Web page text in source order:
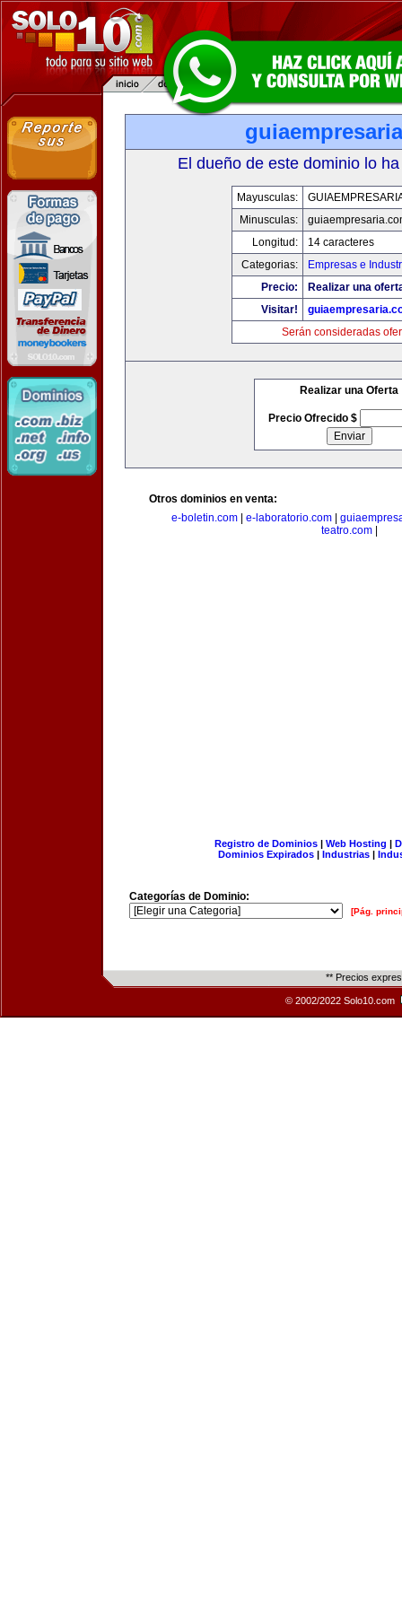
El dueño de este dominio lo
Mayusculas:
Minusculas:
Longitud:
14 caracteres
Categorias:
Empresas e
Precio:
Realizar una
Visitar!
Serán consideradas
Realizar una Oferta
Precio Ofrecido $
Otros dominios en venta:
e-boletin.com
e-laboratorio.com
teatro.com|
Registro de Dominios| Web Hosting |
Dominios Expirados | Industrias |
Categorías de Dominio:
[Pág.
** Precios
© 2002/2022 Solo10.com